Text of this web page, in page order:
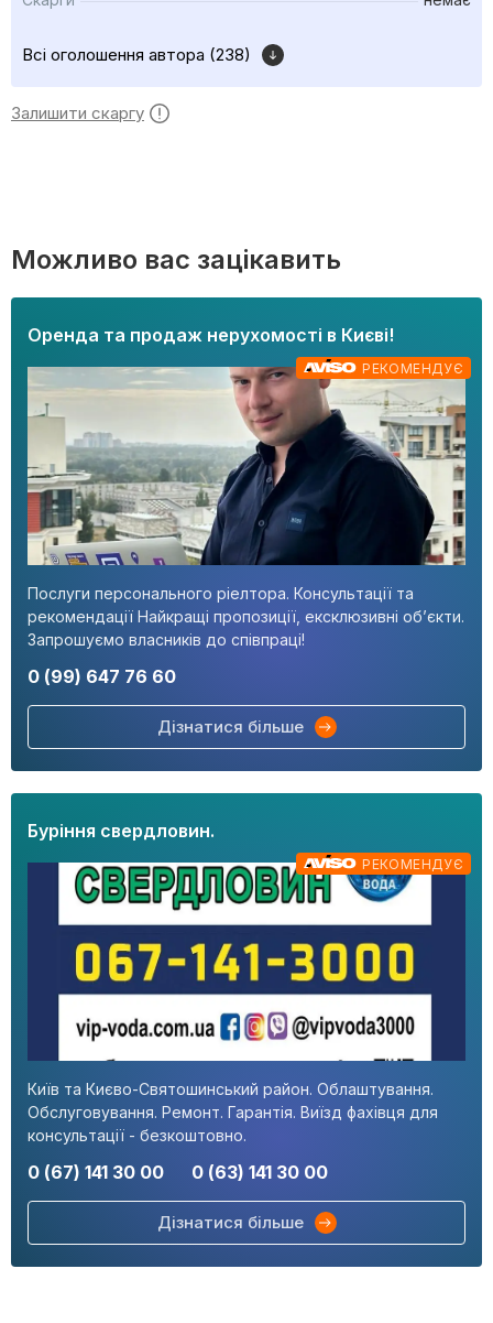
Всі оголошення автора (238)
Залишити скаргу
Можливо вас зацікавить
Послуги персонального ріелтора. Консультації та
рекомендації Найкращі пропозиції, ексклюзивні об’єкти.
Запрошуємо власників до співпраці!
0 (99) 647 76 60
Дізнатися більше
Оренда та продаж нерухомості в Києві!
РЕКОМЕНДУЄ
Київ та Києво-Святошинський район. Облаштування.
Обслуговування. Ремонт. Гарантія. Виїзд фахівця для
консультації - безкоштовно.
0 (67) 141 30 00 0 (63) 141 30 00
Дізнатися більше
Буріння свердловин.
РЕКОМЕНДУЄ